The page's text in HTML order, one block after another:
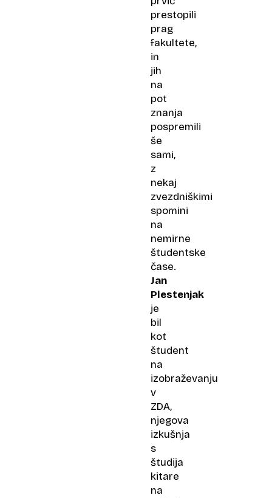
prestopili
prag
fakultete,
in
jih
na
pot
znanja
pospremili
še
sami,
z
nekaj
zvezdniškimi
spomini
na
nemirne
študentske
čase.
Jan
Plestenjak
je
bil
kot
študent
na
izobraževanju
v
ZDA,
njegova
izkušnja
s
študija
kitare
na